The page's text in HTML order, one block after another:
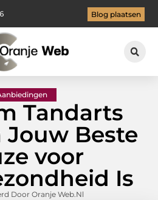
Blog plaatsen
Tandarts
Jouw Beste
voor
Is
Door Oranje Web.nl